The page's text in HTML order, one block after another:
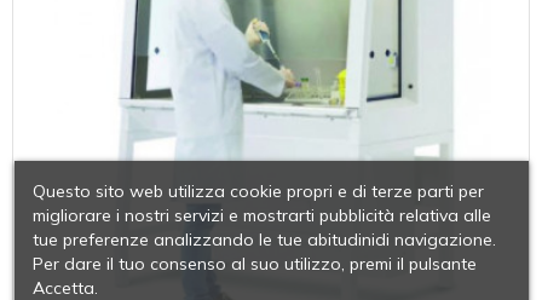
Questo sito web utilizza cookie propri e di terze parti per
migliorare i nostri servizi e mostrarti pubblicità relativa alle
tue preferenze analizzando le tue abitudinidi navigazione.
Per dare il tuo consenso al suo utilizzo, premi il pulsante
Accetta.